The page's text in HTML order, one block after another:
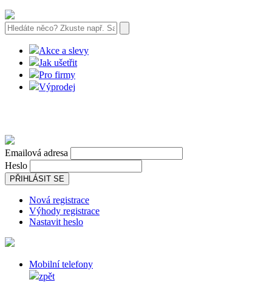
Akce a slevy
Jak ušetřit
Pro firmy
Výprodej
Emailová adresa
Heslo
PŘIHLÁSIT SE
Nová registrace
Výhody registrace
Nastavit heslo
Mobilní telefony
zpět